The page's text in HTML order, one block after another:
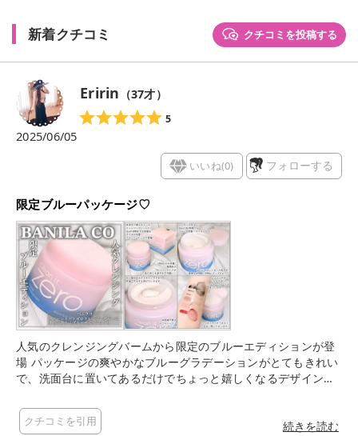
新着クチコミ クチコミを投稿する
Eririn （37才）
5
2025/06/05
いいね(0) フォローする
限定ブルーパッケージ♡
人気のクレンジングバームから限定のブルーエディションが登
場 パッケージの爽やかなブルーグラデーションがとてもきれい
で、洗面台に置いてあるだけでちょっと嬉しくなるデザインで
ムが肌の上でとろけてオイル状に変わるタイプ 肌にのせた瞬
間、すーっと広がってメイクとなじみが良く、ポイントメイク
クチコミを引用 続きを読む